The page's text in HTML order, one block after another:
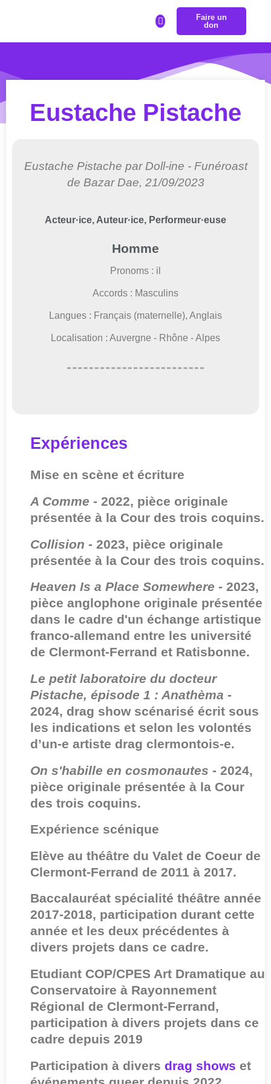
Faire un
don
Eustache Pistache
Eustache Pistache par Doll-ine - Funéroast
de Bazar Dae, 21/09/2023
Acteur·ice, Auteur·ice, Performeur·euse
Homme
Pronoms : il
Accords : Masculins
Langues : Français (maternelle), Anglais
Localisation : Auvergne - Rhône - Alpes
Expériences
Mise en scène et écriture
A Comme - 2022, pièce originale
présentée à la Cour des trois coquins.
Collision - 2023, pièce originale
présentée à la Cour des trois coquins.
Heaven Is a Place Somewhere - 2023,
pièce anglophone originale présentée
dans le cadre d'un échange artistique
franco-allemand entre les université
de Clermont-Ferrand et Ratisbonne.
Le petit laboratoire du docteur
Pistache, épisode 1 : Anathèma -
2024, drag show scénarisé écrit sous
les indications et selon les volontés
d’un-e artiste drag clermontois-e.
On s'habille en cosmonautes - 2024,
pièce originale présentée à la Cour
des trois coquins.
Expérience scénique
Elève au théâtre du Valet de Coeur de
Clermont-Ferrand de 2011 à 2017.
Baccalauréat spécialité théâtre année
2017-2018, participation durant cette
année et les deux précédentes à
divers projets dans ce cadre.
Etudiant COP/CPES Art Dramatique au
Conservatoire à Rayonnement
Régional de Clermont-Ferrand,
participation à divers projets dans ce
cadre depuis 2019
Participation à divers drag shows et